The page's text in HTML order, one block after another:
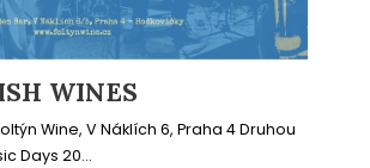
WINES
Wine, V Náklích 6, Praha 4 Druhou
Days 20...